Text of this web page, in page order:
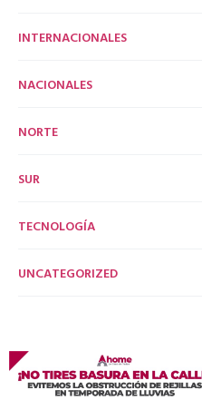
INTERNACIONALES
NACIONALES
NORTE
SUR
TECNOLOGÍA
UNCATEGORIZED